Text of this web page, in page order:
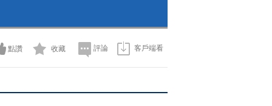
2015-09-10 22:30:05
[致富经]大学生荒山变形
點讚 收藏 評論 客戶端看